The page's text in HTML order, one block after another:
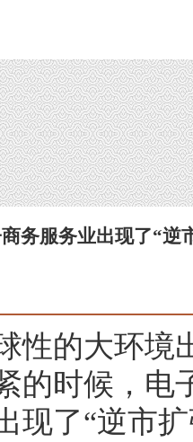
务服务业出现了“逆
的大环境
的时候，电
现了“逆市